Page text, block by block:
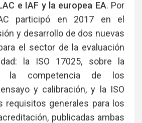
e IAF y la europea EA. Por
participó en 2017 en el
y desarrollo de dos nuevas
el sector de la evaluación
la ISO 17025, sobre la
la competencia de los
y calibración, y la ISO
requisitos generales para los
publicadas ambas